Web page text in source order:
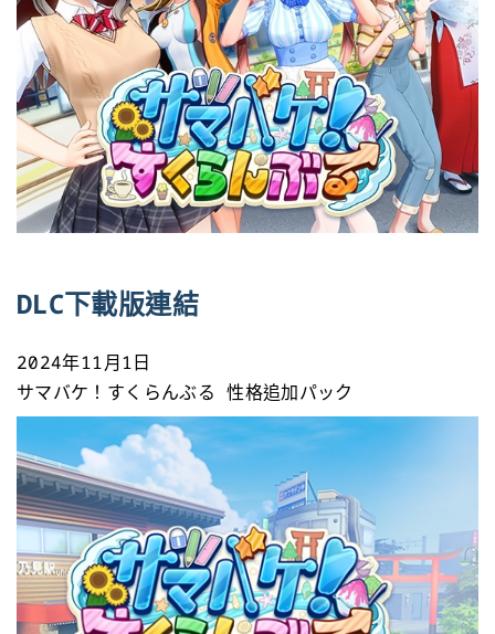
DLC下載版連結
2024年11月1日
サマバケ！すくらんぶる 性格追加パック